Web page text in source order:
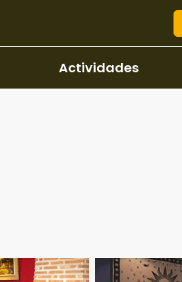
Actividades